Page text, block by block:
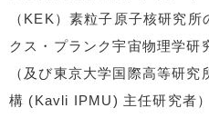
（KEK）素粒子原子核研究
クス・プランク宇宙物理学研
（及び東京大学国際高等研
構 (Kavli IPMU) 主任研究者